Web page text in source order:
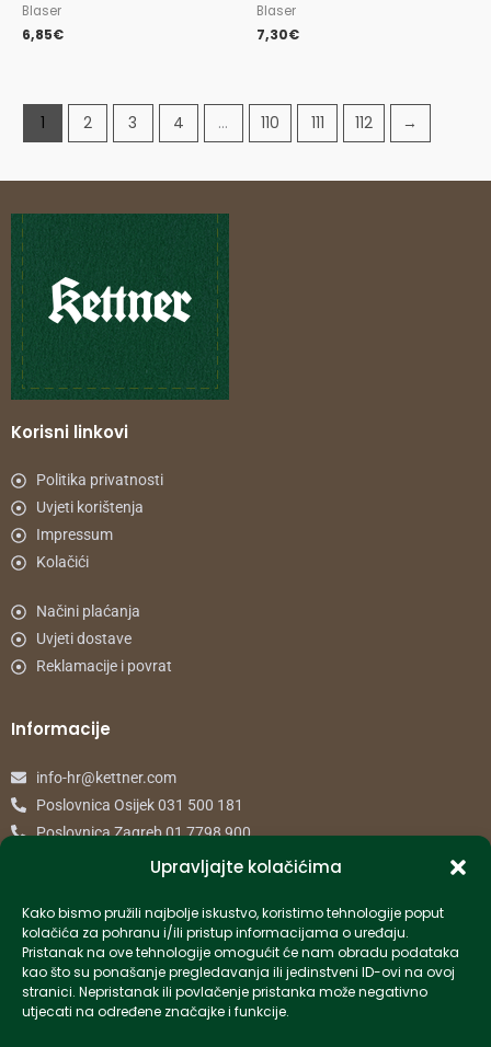
Upravljajte kolačićima
Kako bismo pružili najbolje iskustvo, koristimo tehnologije poput
kolačića za pohranu i/ili pristup informacijama o uređaju.
Pristanak na ove tehnologije omogućit će nam obradu podataka
kao što su ponašanje pregledavanja ili jedinstveni ID-ovi na ovoj
stranici. Nepristanak ili povlačenje pristanka može negativno
utjecati na određene značajke i funkcije.
Blaser
6,85€
Blaser
7,30€
1 2 3 4 … 110 111 112 →
Korisni linkovi
Politika privatnosti
Uvjeti korištenja
Impressum
Kolačići
Načini plaćanja
Uvjeti dostave
Reklamacije i povrat
Informacije
info-hr@kettner.com
Poslovnica Osijek 031 500 181
Poslovnica Zagreb 01 7798 900
Created by Pumapunku